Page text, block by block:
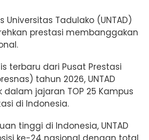
Universitas Tadulako (UNTAD)
prestasi membanggakan
terbaru dari Pusat Prestasi
tahun 2026, UNTAD
dalam jajaran TOP 25 Kampus
di Indonesia.
tinggi di Indonesia, UNTAD